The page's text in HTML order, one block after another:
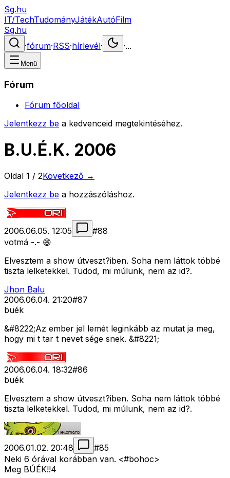
Sg.hu
IT/TechTudományJátékAutóFilm
Sg.hu
·fórum·RSS·hírlevél· ·...
Menü
Fórum
Fórum főoldal
Jelentkezz be a kedvenceid megtekintéséhez.
B.U.É.K. 2006
Oldal 1 / 2Következő →
Jelentkezz be a hozzászóláshoz.
2006.06.05. 12:05 #88
votmá -.- 😄
Elvesztem a show útveszt?iben. Soha nem láttok többé
tiszta lelketekkel. Tudod, mi múlunk, nem az id?.
Jhon Balu
2006.06.04. 21:20#87
buék
&#8222;Az ember jel lemét leginkább az mutat ja meg,
hogy mi t tar t nevet sége snek. &#8221;
2006.06.04. 18:32#86
buék
Elvesztem a show útveszt?iben. Soha nem láttok többé
tiszta lelketekkel. Tudod, mi múlunk, nem az id?.
2006.01.02. 20:48 #85
Neki 6 órával korábban van. <#bohoc>
Meg BÚÉK!!4